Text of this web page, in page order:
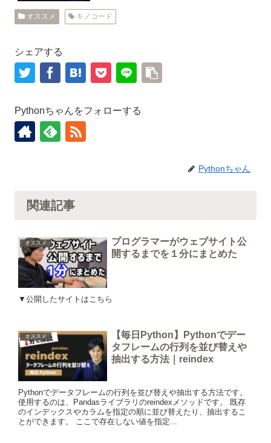
オススメ キノコード
シェアする
Pythonちゃんをフォローする
Pythonちゃん
関連記事
オススメ
プログラマーがウェブサイト公
開するまでを１分にまとめた
▼公開したサイトはこちら
オススメ
【毎日Python】Pythonでデー
タフレームの行列を並び替えや
抽出する方法｜reindex
Pythonでデータフレームの行列を並び替えや抽出する方法です。
使用するのは、Pandasライブラリのreindexメソッドです。 既存
のインデックスやカラムを指定の順に並び替えたり、抽出するこ
とができます。 ここで存在しない値を指定...